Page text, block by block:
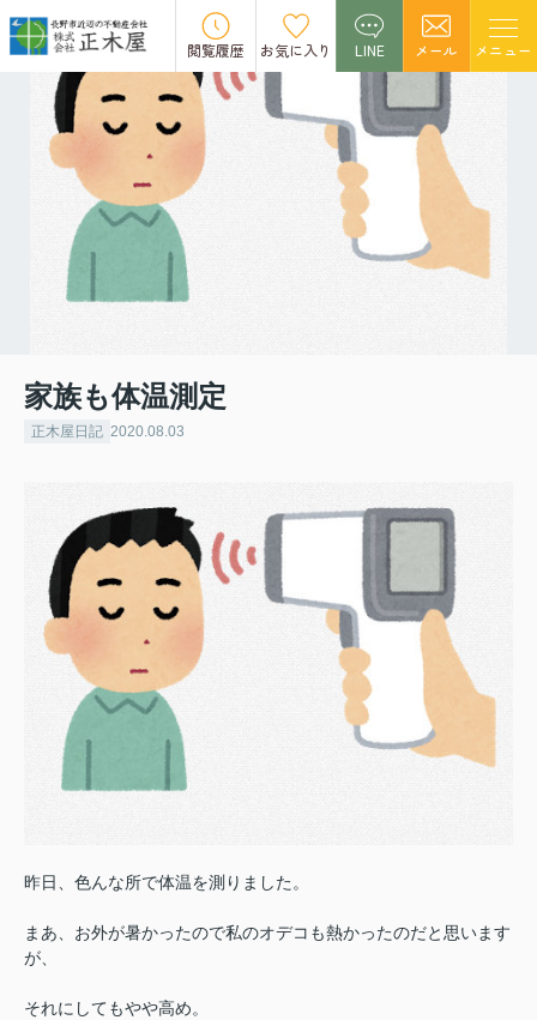
閲覧履歴 お気に入り LINE メール メニュー
家族も体温測定
正木屋日記 2020.08.03
昨日、色んな所で体温を測りました。
まあ、お外が暑かったので私のオデコも熱かったのだと思います
が、
それにしてもやや高め。